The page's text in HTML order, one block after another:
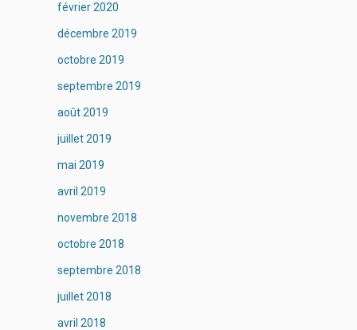
février 2020
décembre 2019
octobre 2019
septembre 2019
août 2019
juillet 2019
mai 2019
avril 2019
novembre 2018
octobre 2018
septembre 2018
juillet 2018
avril 2018